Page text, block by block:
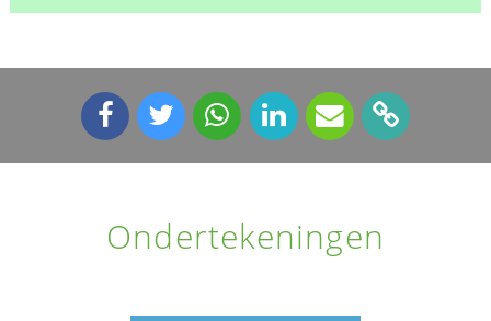
Ondertekeningen